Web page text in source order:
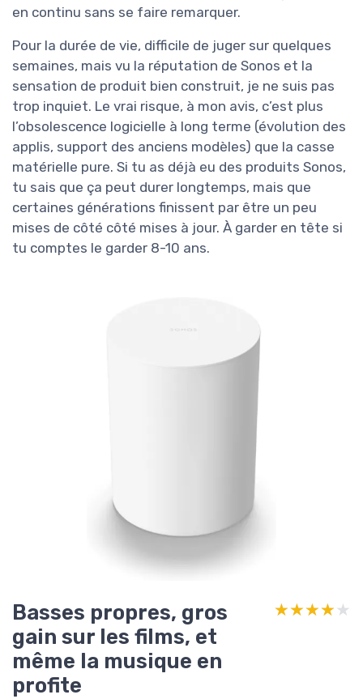
en continu sans se faire remarquer.
Pour la durée de vie, difficile de juger sur quelques
semaines, mais vu la réputation de Sonos et la
sensation de produit bien construit, je ne suis pas
trop inquiet. Le vrai risque, à mon avis, c’est plus
l’obsolescence logicielle à long terme (évolution des
applis, support des anciens modèles) que la casse
matérielle pure. Si tu as déjà eu des produits Sonos,
tu sais que ça peut durer longtemps, mais que
certaines générations finissent par être un peu
mises de côté côté mises à jour. À garder en tête si
tu comptes le garder 8-10 ans.
Basses propres, gros
gain sur les films, et
même la musique en
profite
★★★★★
★★★★★